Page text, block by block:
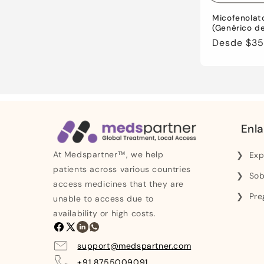
(Genérico
Precio
Desde
At Medspartner™, we help
patients across various countries
access medicines that they are
unable to access due to
availability or high costs.
Facebook
X
(Twitter)
LinkedIn
support@medspartner.com